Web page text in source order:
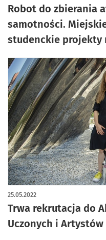
Robot do zbierania
samotności.
studenckie projekty
Trwa rekrutacja do
Uczonych i Artystów
25.05.2022